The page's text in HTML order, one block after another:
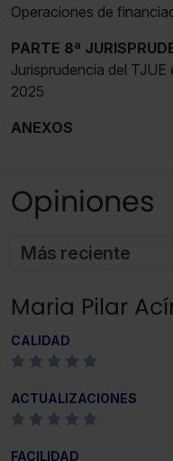
Operaciones de
PARTE 8ª
Jurisprudencia del
2025
ANEXOS
Opiniones
Más reciente
Maria Pilar
CALIDAD
ACTUALIZACIONES
FACILIDAD